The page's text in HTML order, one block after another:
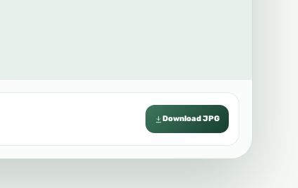
Download JPG